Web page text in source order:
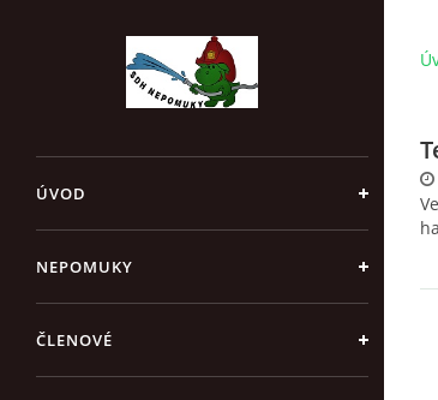
ÚVOD
NEPOMUKY
ČLENOVÉ